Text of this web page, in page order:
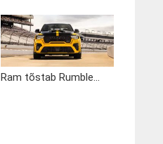
Ram tõstab Rumble...